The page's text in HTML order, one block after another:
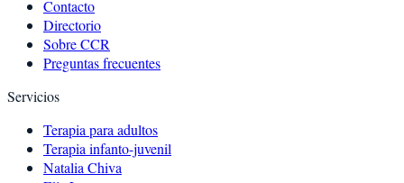
Contacto
Directorio
Sobre CCR
Preguntas frecuentes
Servicios
Terapia para adultos
Terapia infanto-juvenil
Natalia Chiva